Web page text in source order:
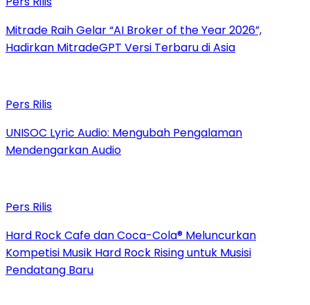
Mitrade Raih Gelar “AI Broker of the Year 2026”,
Hadirkan MitradeGPT Versi Terbaru di Asia
Pers Rilis
UNISOC Lyric Audio: Mengubah Pengalaman
Mendengarkan Audio
Pers Rilis
Hard Rock Cafe dan Coca-Cola® Meluncurkan
Kompetisi Musik Hard Rock Rising untuk Musisi
Pendatang Baru